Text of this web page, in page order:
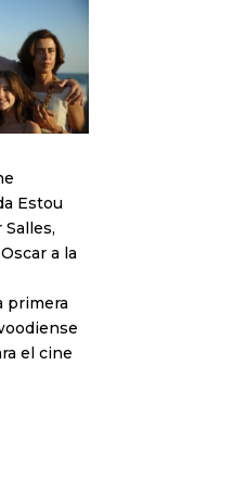
Estou
Salles,
a la
primera
el cine